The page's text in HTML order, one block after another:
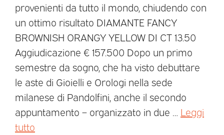
provenienti da tutto il mondo, chiudendo con
un ottimo risultato DIAMANTE FANCY
BROWNISH ORANGY YELLOW DI CT 13.50
Aggiudicazione € 157.500 Dopo un primo
semestre da sogno, che ha visto debuttare
le aste di Gioielli e Orologi nella sede
milanese di Pandolfini, anche il secondo
appuntamento – organizzato in due … Leggi
tutto